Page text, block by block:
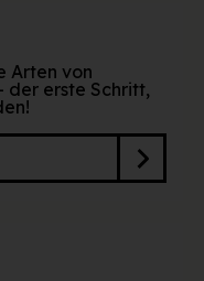
Arten von
der erste Schritt,